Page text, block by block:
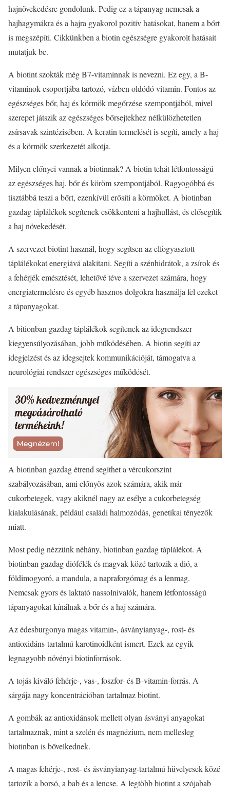
hajnövekedésre gondolunk. Pedig ez a tápanyag nemcsak a
hajhagymákra és a hajra gyakorol pozitív hatásokat, hanem a bőrt
is megszépíti. Cikkünkben a biotin egészségre gyakorolt hatásait
mutatjuk be.
A biotint szokták még B7-vitaminnak is nevezni. Ez egy, a B-
vitaminok csoportjába tartozó, vízben oldódó vitamin. Fontos az
egészséges bőr, haj és körmök megőrzése szempontjából, mivel
szerepet játszik az egészséges bőrsejtekhez nélkülözhetetlen
zsírsavak szintézisében. A keratin termelését is segíti, amely a haj
és a körmök szerkezetét alkotja.
Milyen előnyei vannak a biotinnak? A biotin tehát létfontosságú
az egészséges haj, bőr és köröm szempontjából. Ragyogóbbá és
tisztábbá teszi a bőrt, ezenkívül erősíti a körmöket. A biotinban
gazdag táplálékok segítenek csökkenteni a hajhullást, és elősegítik
a haj növekedését.
A szervezet biotint használ, hogy segítsen az elfogyasztott
táplálékokat energiává alakítani. Segíti a szénhidrátok, a zsírok és
a fehérjék emésztését, lehetővé téve a szervezet számára, hogy
energiatermelésre és egyéb hasznos dolgokra használja fel ezeket
a tápanyagokat.
A bitionban gazdag táplálékok segítenek az idegrendszer
kiegyensúlyozásában, jobb működésében. A biotin segíti az
idegjelzést és az idegsejtek kommunikációját, támogatva a
neurológiai rendszer egészséges működését.
A biotinban gazdag étrend segíthet a vércukorszint
szabályozásában, ami előnyös azok számára, akik már
cukorbetegek, vagy akiknél nagy az esélye a cukorbetegség
kialakulásának, például családi halmozódás, genetikai tényezők
miatt.
Most pedig nézzünk néhány, biotinban gazdag táplálékot. A
biotinban gazdag diófélék és magvak közé tartozik a dió, a
földimogyoró, a mandula, a napraforgómag és a lenmag.
Nemcsak gyors és laktató nassolnivalók, hanem létfontosságú
tápanyagokat kínálnak a bőr és a haj számára.
Az édesburgonya magas vitamin-, ásványianyag-, rost- és
antioxidáns-tartalmú karotinoidként ismert. Ezek az egyik
legnagyobb növényi biotinforrások.
A tojás kiváló fehérje-, vas-, foszfor- és B-vitamin-forrás. A
sárgája nagy koncentrációban tartalmaz biotint.
A gombák az antioxidánsok mellett olyan ásványi anyagokat
tartalmaznak, mint a szelén és magnézium, nem mellesleg
biotinban is bővelkednek.
A magas fehérje-, rost- és ásványianyag-tartalmú hüvelyesek közé
tartozik a borsó, a bab és a lencse. A legtöbb biotint a szójabab